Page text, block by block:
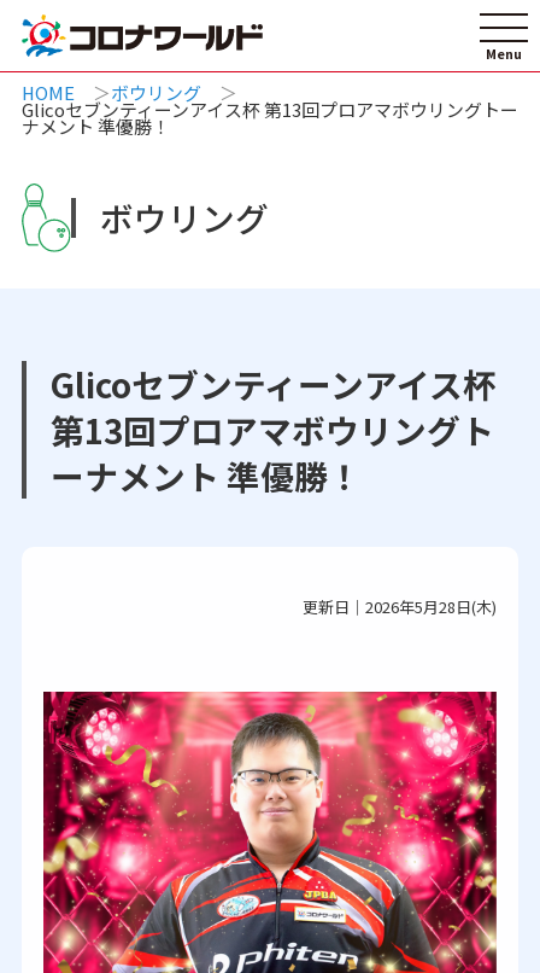
HOME ボウリング
Glicoセブンティーンアイス杯 第13回プロアマボウリングトー
ナメント 準優勝！
ボウリング
Glicoセブンティーンアイス杯
第13回プロアマボウリングト
ーナメント 準優勝！
更新日｜2026年5月28日(木)